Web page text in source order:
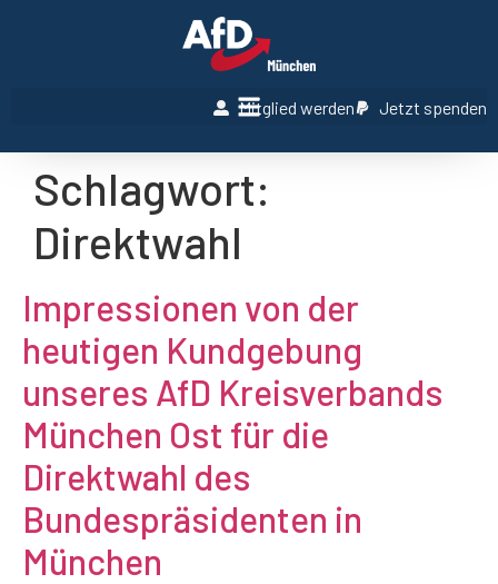
Mitglied werden Jetzt spenden
Schlagwort:
Direktwahl
Impressionen von der
heutigen Kundgebung
unseres AfD Kreisverbands
München Ost für die
Direktwahl des
Bundespräsidenten in
München